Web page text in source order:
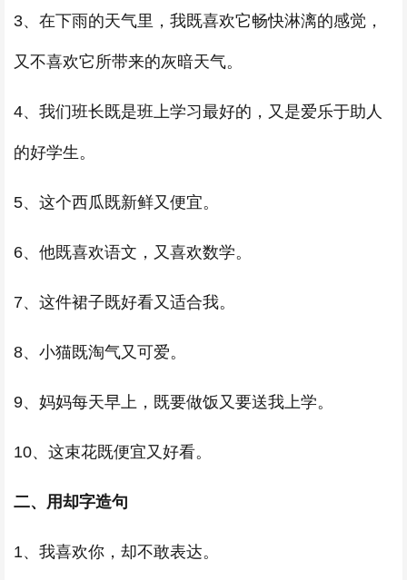
3、在下雨的天气里，我既喜欢它畅快淋漓的感觉，
又不喜欢它所带来的灰暗天气。
4、我们班长既是班上学习最好的，又是爱乐于助人
的好学生。
5、这个西瓜既新鲜又便宜。
6、他既喜欢语文，又喜欢数学。
7、这件裙子既好看又适合我。
8、小猫既淘气又可爱。
9、妈妈每天早上，既要做饭又要送我上学。
10、这束花既便宜又好看。
二、用却字造句
1、我喜欢你，却不敢表达。